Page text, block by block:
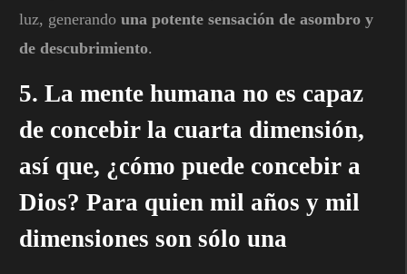
luz, generando una potente sensación de asombro y
de descubrimiento.
5. La mente humana no es capaz
de concebir la cuarta dimensión,
así que, ¿cómo puede concebir a
Dios? Para quien mil años y mil
dimensiones son sólo una